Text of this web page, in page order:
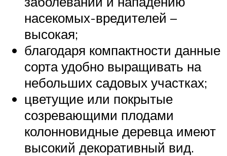
насекомых-вредителей –
высокая;
благодаря компактности данные
сорта удобно выращивать на
небольших садовых участках;
цветущие или покрытые
созревающими плодами
колонновидные деревца имеют
высокий декоративный вид.